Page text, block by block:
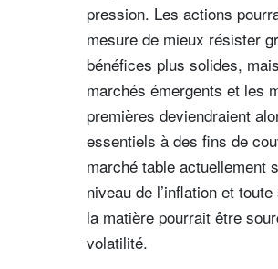
pression. Les actions
mesure de mieux résister
bénéfices plus solides,
marchés émergents et les
premières deviendraient
essentiels à des fins de
marché table actuellement
niveau de l’inflation et
la matière pourrait être
volatilité.